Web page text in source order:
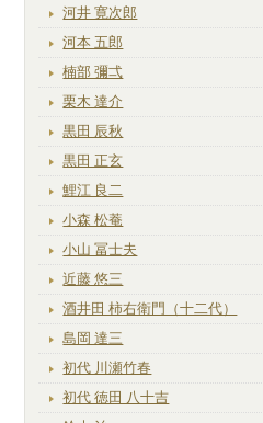
河井 寛次郎
河本 五郎
楠部 彌弌
栗木 達介
黒田 辰秋
黒田 正玄
鯉江 良二
小森 松菴
小山 冨士夫
近藤 悠三
酒井田 柿右衛門（十二代）
島岡 達三
初代 川瀬竹春
初代 徳田 八十吉